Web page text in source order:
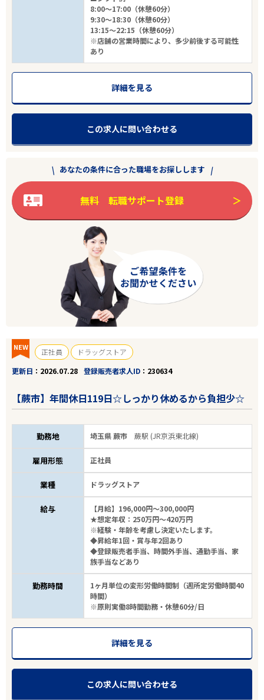
8:00～17:00（休憩60分）
9:30～18:30（休憩60分）
13:15～22:15（休憩60分）
※店舗の営業時間により、多少前後する可能性
あり
詳細を見る
この求人に問い合わせる
あなたの条件に合った職場をお探しします
無料 転職サポート登録
NEW 正社員
ドラッグストア
更新日
2026.07.28 登録販売者求人ID 230634
【蕨市】年間休日119日☆しっかり休めるから負担少☆
勤務地 埼玉県 蕨市蕨駅 (JR京浜東北線)
雇用形態 正社員
業種 ドラッグストア
給与
【月給】196,000円～300,000円
★想定年収：250万円～420万円
※経験・年齢を考慮し決定いたします。
◆昇給年1回・賞与年2回あり
◆登録販売者手当、時間外手当、通勤手当、家
族手当などあり
勤務時間
1ヶ月単位の変形労働時間制（週所定労働時間40
時間）
※原則実働8時間勤務・休憩60分/日
詳細を見る
この求人に問い合わせる